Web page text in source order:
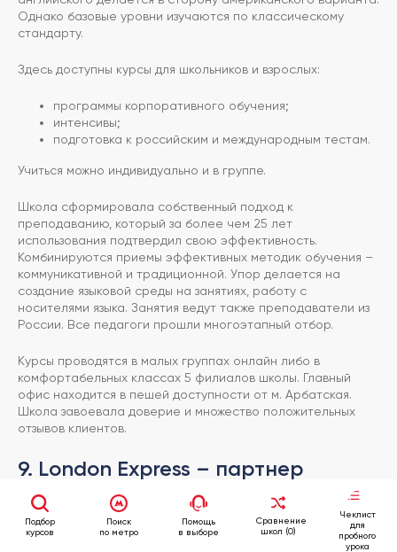
Однако базовые уровни изучаются по классическому
стандарту.
Здесь доступны курсы для школьников и взрослых:
программы корпоративного обучения;
интенсивы;
подготовка к российским и международным тестам.
Учиться можно индивидуально и в группе.
Школа сформировала собственный подход к
преподаванию, который за более чем 25 лет
использования подтвердил свою эффективность.
Комбинируются приемы эффективных методик обучения –
коммуникативной и традиционной. Упор делается на
создание языковой среды на занятиях, работу с
носителями языка. Занятия ведут также преподаватели из
России. Все педагоги прошли многоэтапный отбор.
Курсы проводятся в малых группах онлайн либо в
комфортабельных классах 5 филиалов школы. Главный
офис находится в пешей доступности от м. Арбатская.
Школа завоевала доверие и множество положительных
отзывов клиентов.
9. London Express – партнер
британских издательств
Образовательная организация работает более десяти
лет. Ее сотрудничество с британскими издательствами
Подбор
курсов
Поиск
по метро
Помощь
в выборе
Сравнение
школ (0)
Чеклист
для
пробного
урока